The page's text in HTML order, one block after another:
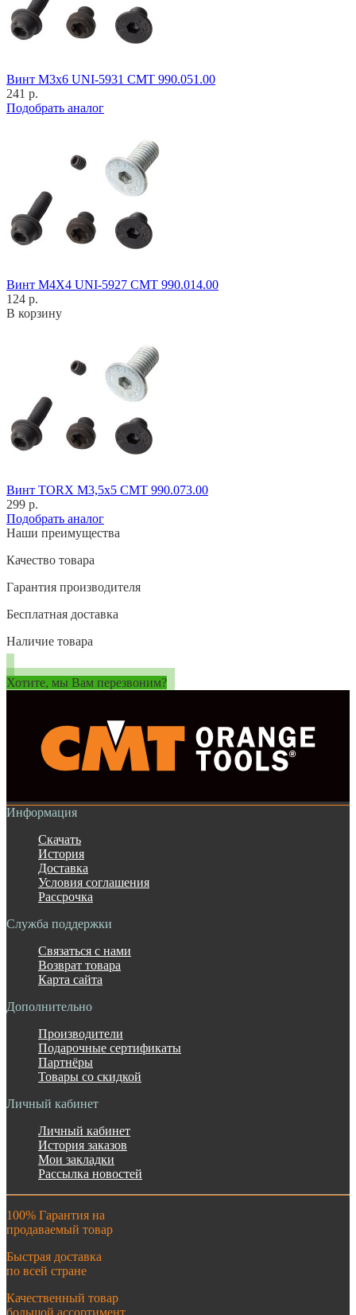
Винт M3x6 UNI-5931 CMT 990.051.00
241 р.
Подобрать аналог
Винт M4X4 UNI-5927 CMT 990.014.00
124 р.
В корзину
Винт TORX M3,5x5 CMT 990.073.00
299 р.
Подобрать аналог
Наши преимущества
Качество товара
Гарантия производителя
Бесплатная доставка
Наличие товара
Хотите, мы Вам перезвоним?
Информация
Скачать
История
Доставка
Условия соглашения
Рассрочка
Служба поддержки
Связаться с нами
Возврат товара
Карта сайта
Дополнительно
Производители
Подарочные сертификаты
Партнёры
Товары со скидкой
Личный кабинет
Личный кабинет
История заказов
Мои закладки
Рассылка новостей
100% Гарантия на
продаваемый товар
Быстрая доставка
по всей стране
Качественный товар
большой ассортимент